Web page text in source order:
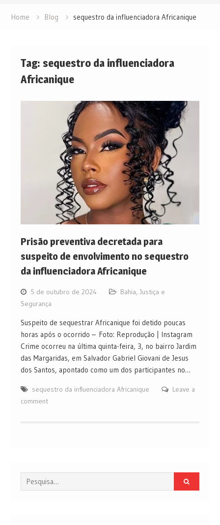
Home Blog sequestro da influenciadora Africanique
Tag: sequestro da influenciadora
Africanique
Prisão preventiva decretada para
suspeito de envolvimento no sequestro
da influenciadora Africanique
5 de outubro de 2024 Bahia, Justiça e
Segurança
Suspeito de sequestrar Africanique foi detido poucas
horas após o ocorrido – Foto: Reprodução | Instagram
Crime ocorreu na última quinta-feira, 3, no bairro Jardim
das Margaridas, em Salvador Gabriel Giovani de Jesus
dos Santos, apontado como um dos participantes no…
sequestro da influenciadora Africanique
Leave a
comment
Procurar
por: